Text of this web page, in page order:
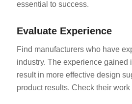
essential to success.
Evaluate Experience
Find manufacturers who have
industry. The experience gained
result in more effective design
product results. Check their